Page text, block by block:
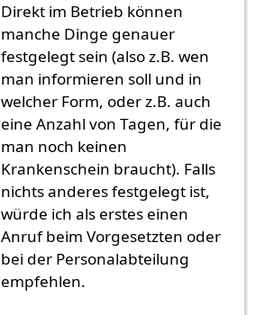
Direkt im Betrieb können
manche Dinge genauer
festgelegt sein (also z.B. wen
man informieren soll und in
welcher Form, oder z.B. auch
eine Anzahl von Tagen, für die
man noch keinen
Krankenschein braucht). Falls
nichts anderes festgelegt ist,
würde ich als erstes einen
Anruf beim Vorgesetzten oder
bei der Personalabteilung
empfehlen.